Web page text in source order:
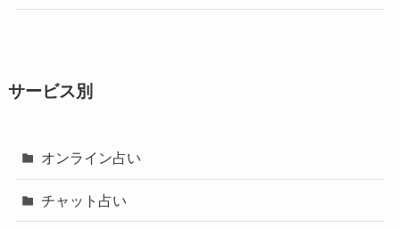
サービス別
オンライン占い
チャット占い